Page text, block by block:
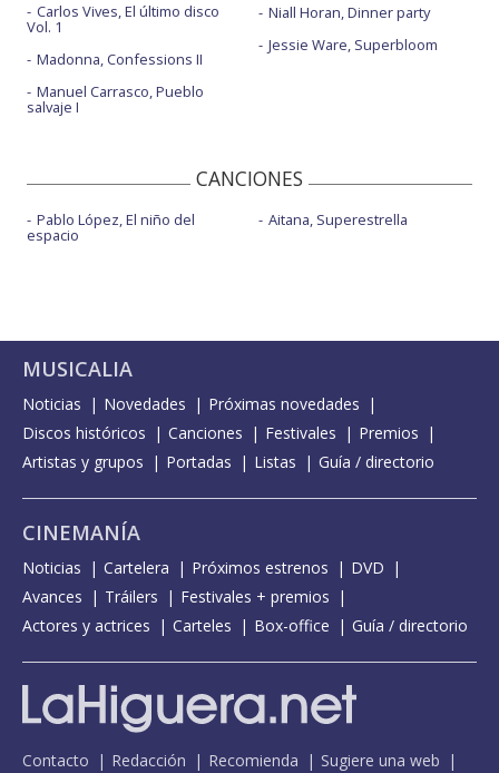
Carlos Vives, El último disco
Vol. 1
Madonna, Confessions II
Manuel Carrasco, Pueblo
salvaje I
Niall Horan, Dinner party
Jessie Ware, Superbloom
CANCIONES
Pablo López, El niño del
espacio
Aitana, Superestrella
MUSICALIA
Noticias Novedades
Próximas novedades
Discos históricos
Canciones Festivales
Premios
Artistas y grupos
Portadas Listas Guía / directorio
CINEMANÍA
Noticias Cartelera Próximos estrenos
DVD
Avances
Tráilers
Festivales + premios
Actores y actrices
Carteles Box-office Guía / directorio
Contacto Redacción Recomienda Sugiere una web